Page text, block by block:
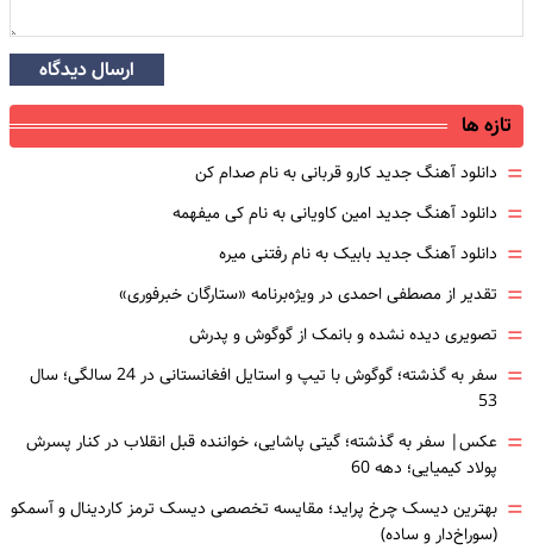
ارسال دیدگاه
تازه ها
= دانلود آهنگ جدید کارو قربانی به نام صدام کن
= دانلود آهنگ جدید امین کاویانی به نام کی میفهمه
= دانلود آهنگ جدید بابیک به نام رفتنی میره
= تقدیر از مصطفی احمدی در ویژه‌برنامه «ستارگان خبرفوری»
= تصویری دیده نشده و بانمک از گوگوش و پدرش
=
سفر به گذشته؛ گوگوش با تیپ و استایل افغانستانی در 24 سالگی؛ سال
53
= عکس| سفر به گذشته؛ گیتی پاشایی، خواننده قبل انقلاب در کنار پسرش
پولاد کیمیایی؛ دهه 60
= بهترین دیسک چرخ پراید؛ مقایسه تخصصی دیسک ترمز کاردینال و آسمکو
(سوراخ‌دار و ساده)